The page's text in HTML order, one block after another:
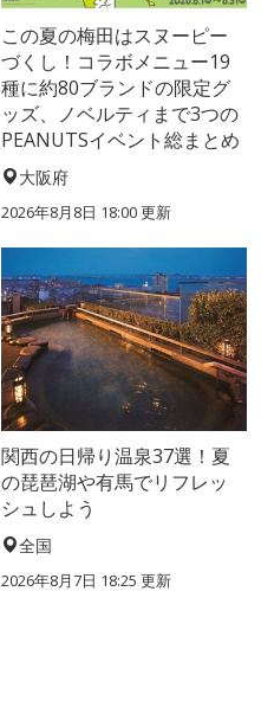
この夏の梅田はスヌーピー
づくし！コラボメニュー19
種に約80ブランドの限定グ
ッズ、ノベルティまで3つの
PEANUTSイベント総まとめ
大阪府
2026年8月8日 18:00更新
関西の日帰り温泉37選！夏
の琵琶湖や有馬でリフレッ
シュしよう
全国
2026年8月7日 18:25 更新